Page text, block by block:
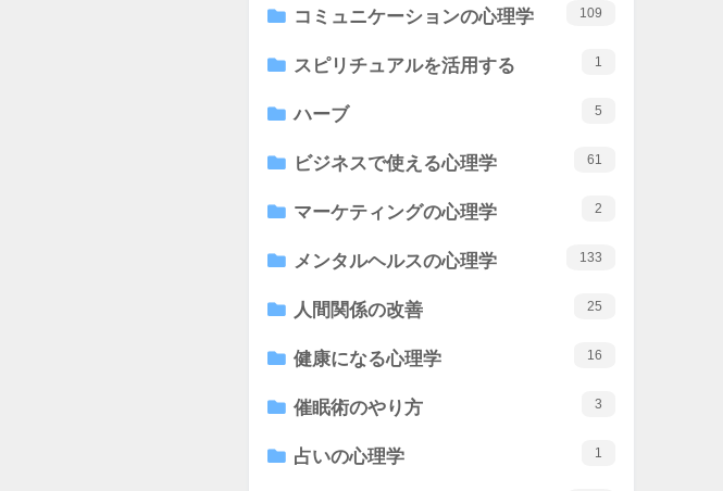
コミュニケーションの心理学 109
スピリチュアルを活用する 1
ハーブ 5
ビジネスで使える心理学 61
マーケティングの心理学 2
メンタルヘルスの心理学 133
人間関係の改善 25
健康になる心理学 16
催眠術のやり方 3
占いの心理学 1